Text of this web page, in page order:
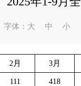
字体： 大 中 小
2月 3月
111 418